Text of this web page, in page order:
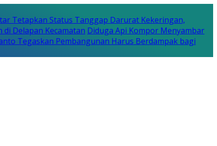
Tetapkan Status Tanggap Darurat Kekeringan,
Delapan Kecamatan Diduga Api Kompor Menyambar
Tegaskan Pembangunan Harus Berdampak bagi